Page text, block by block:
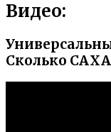
Видео:
Сколько